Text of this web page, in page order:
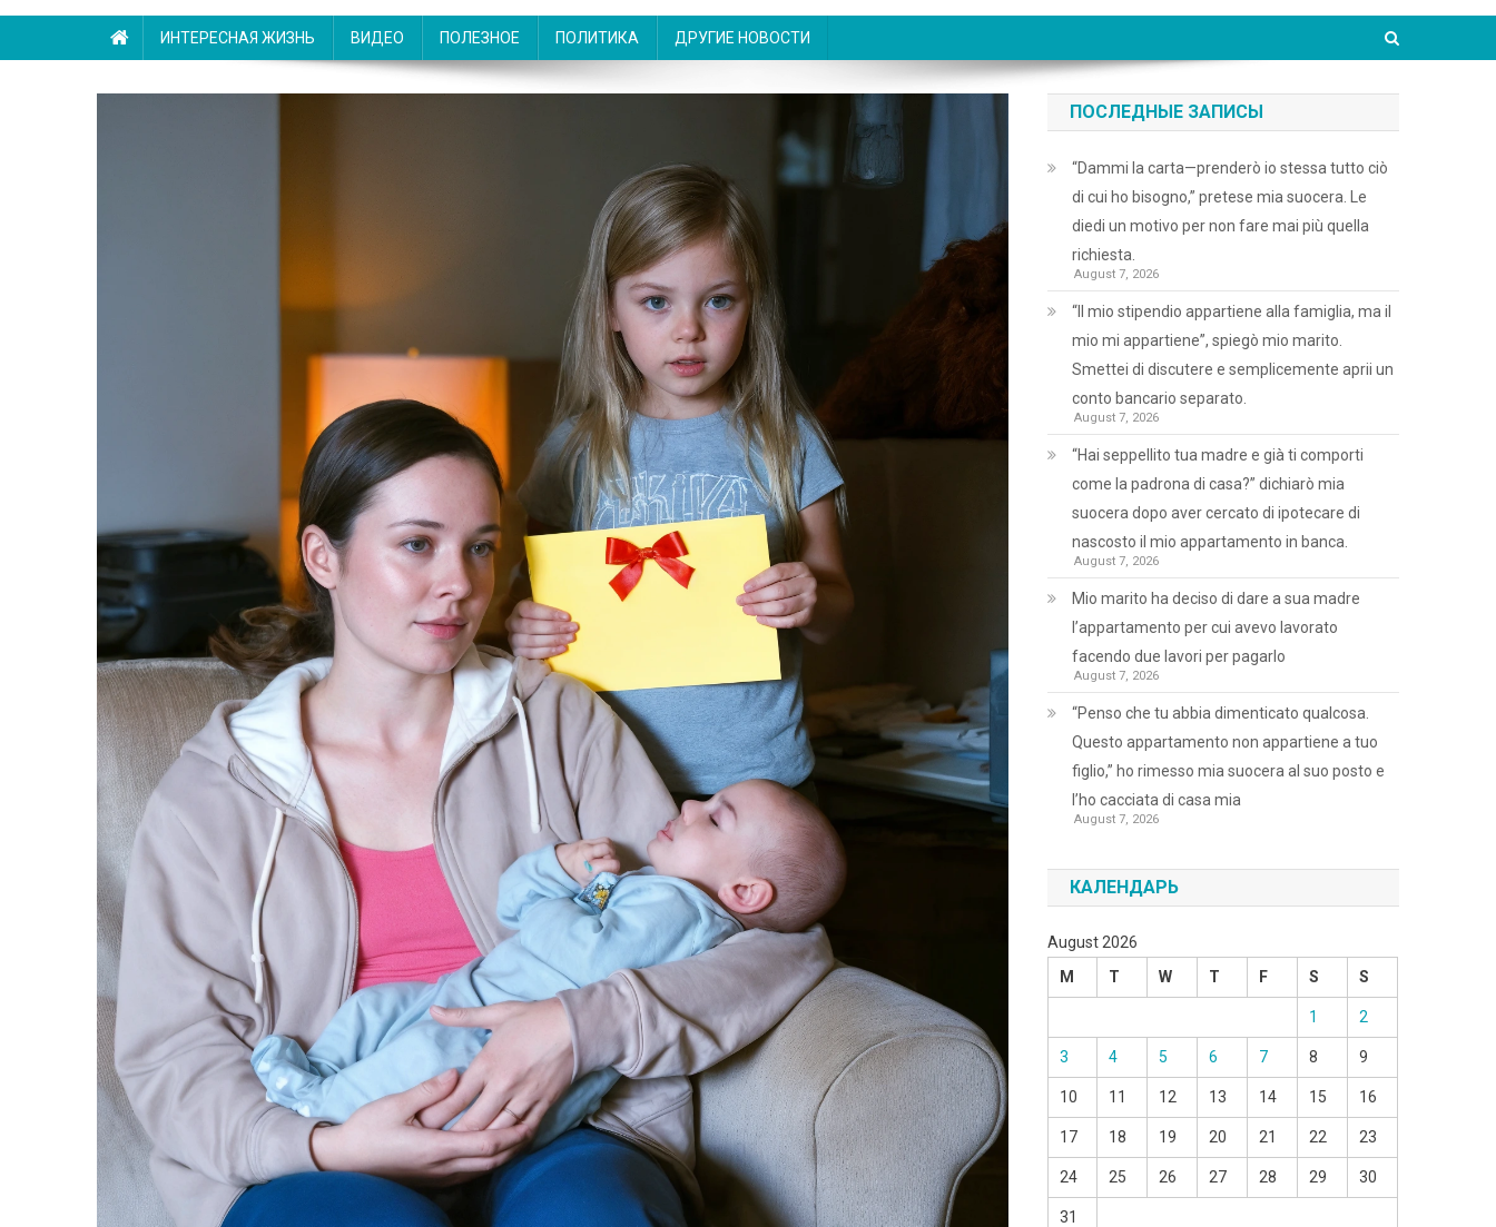
ИНТЕРЕСНАЯ ЖИЗНЬ ВИДЕО ПОЛЕЗНОЕ ПОЛИТИКА ДРУГИЕ НОВОСТИ
ПОСЛЕДНЫЕ ЗАПИСЫ
“Dammi la carta—prenderò io stessa tutto ciò
di cui ho bisogno,” pretese mia suocera. Le
diedi un motivo per non fare mai più quella
richiesta.
August 7, 2026
“Il mio stipendio appartiene alla famiglia, ma il
mio mi appartiene”, spiegò mio marito.
Smettei di discutere e semplicemente aprii un
conto bancario separato.
August 7, 2026
“Hai seppellito tua madre e già ti comporti
come la padrona di casa?” dichiarò mia
suocera dopo aver cercato di ipotecare di
nascosto il mio appartamento in banca.
August 7, 2026
Mio marito ha deciso di dare a sua madre
l’appartamento per cui avevo lavorato
facendo due lavori per pagarlo
August 7, 2026
“Penso che tu abbia dimenticato qualcosa.
Questo appartamento non appartiene a tuo
figlio,” ho rimesso mia suocera al suo posto e
l’ho cacciata di casa mia
August 7, 2026
КАЛЕНДАРЬ
August 2026
M
T W T F S S
1 2
3 4 5 6 7 8 9
10 11 12 13 14 15 16
17 18 19 20 21 22 23
24 25 26 27 28 29 30
31